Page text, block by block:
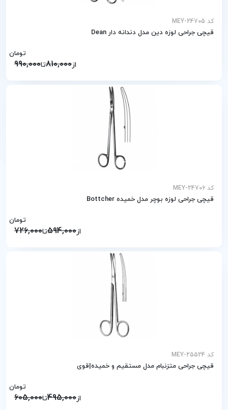
کد MEY-24705
قیچی جراحی لوزه دین مدل دندانه دار Dean
از810,000تا990,000
تومان
کد MEY-24706
قیچی جراحی لوزه بوچر مدل خمیده Bottcher
از594,000تا726,000
تومان
کد MEY-25524
قیچی جراحی متزنبام مدل مستقیم و خمیده|قوی
از495,000تا605,000
تومان